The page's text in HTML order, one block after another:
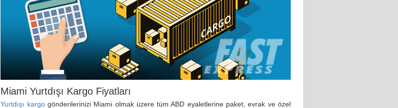
Miami Yurtdışı Kargo Fiyatları
Yurtdışı kargogönderilerinizi Miami olmak üzere tüm ABD eyaletlerine paket, evrak ve özel